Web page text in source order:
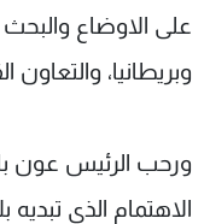
على الاوضاع والبحث
وبريطانيا، والتعاون
ورحب الرئيس عون
الاهتمام الذي